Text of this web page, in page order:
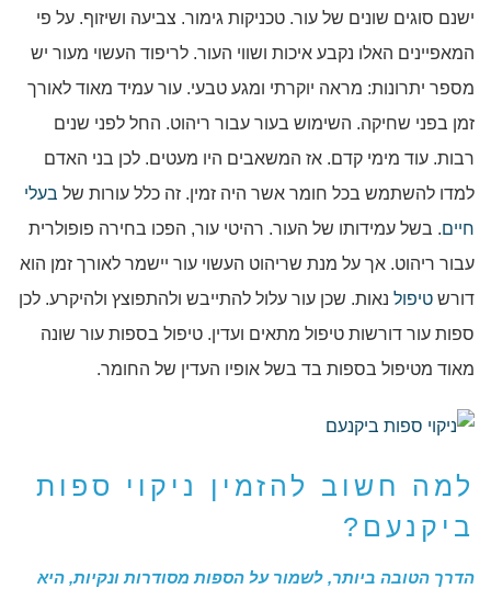
ישנם סוגים שונים של עור. טכניקות גימור. צביעה ושיזוף. על פי
המאפיינים האלו נקבע איכות ושווי העור. לריפוד העשוי מעור יש
מספר יתרונות: מראה יוקרתי ומגע טבעי. עור עמיד מאוד לאורך
זמן בפני שחיקה. השימוש בעור עבור ריהוט. החל לפני שנים
רבות. עוד מימי קדם. אז המשאבים היו מעטים. לכן בני האדם
למדו להשתמש בכל חומר אשר היה זמין. זה כלל עורות של בעלי
חיים. בשל עמידותו של העור. רהיטי עור, הפכו בחירה פופולרית
עבור ריהוט. אך על מנת שריהוט העשוי עור יישמר לאורך זמן הוא
דורש טיפול נאות. שכן עור עלול להתייבש ולהתפוצץ ולהיקרע. לכן
ספות עור דורשות טיפול מתאים ועדין. טיפול בספות עור שונה
מאוד מטיפול בספות בד בשל אופיו העדין של החומר.
למה חשוב להזמין ניקוי ספות
ביקנעם?
הדרך הטובה ביותר, לשמור על הספות מסודרות ונקיות, היא